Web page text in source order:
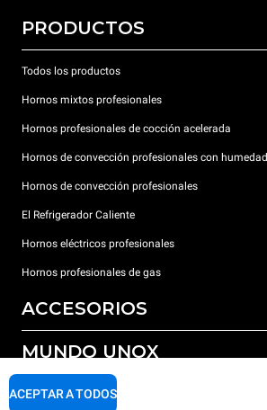
PRODUCTOS
Todos los productos
Hornos mixtos profesionales
Hornos profesionales de cocción acelerada
Hornos de convección profesionales con humedad
Hornos de convección profesionales
El Refrigerador Caliente
Hornos eléctricos profesionales
Hornos profesionales de gas
ACCESORIOS
Todos los accesorios
Detergentes para lavado automático
MUNDO UNOX
Nuestras sedes en el mundo
SOPORTE
ACEPTAR A TODOS